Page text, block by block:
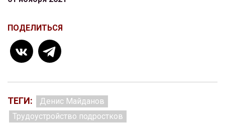
ПОДЕЛИТЬСЯ
ТЕГИ:
Денис Майданов
Трудоустройство подростков